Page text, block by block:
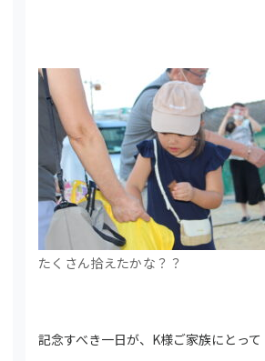
たくさん拾えたかな？？
記念すべき一日が、K様ご家族にとって